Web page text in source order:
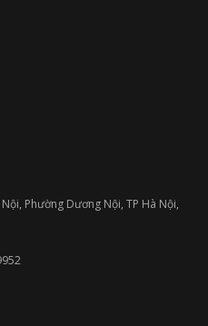
Phường Dương Nội, TP Hà Nội,